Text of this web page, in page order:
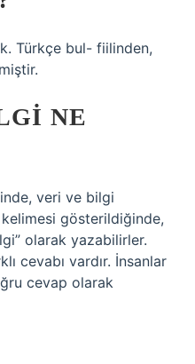
Türkçe bul- fiilinden,
NE
veri ve bilgi
kelimesi gösterildiğinde,
olarak yazabilirler.
cevabı vardır. İnsanlar
cevap olarak